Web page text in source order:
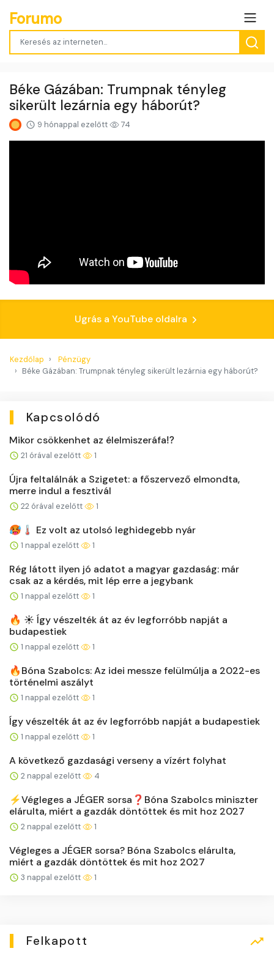
Forumo
Béke Gázában: Trumpnak tényleg
sikerült lezárnia egy háborút?
9 hónappal ezelőtt 74
Ugrás a YouTube oldalra
Kezdőlap
Pénzügy
Béke Gázában: Trumpnak tényleg sikerült lezárnia egy háborút?
Kapcsolódó
Mikor csökkenhet az élelmiszeráfa⁉️
21 órával ezelőtt 1
Újra feltalálnák a Szigetet: a főszervező elmondta,
merre indul a fesztivál
22 órával ezelőtt 1
🥵🌡️ Ez volt az utolsó leghidegebb nyár
1 nappal ezelőtt 1
Rég látott ilyen jó adatot a magyar gazdaság: már
csak az a kérdés, mit lép erre a jegybank
1 nappal ezelőtt 1
🔥 ☀️ Így vészelték át az év legforróbb napját a
budapestiek
1 nappal ezelőtt 1
🔥Bóna Szabolcs: Az idei messze felülmúlja a 2022-es
történelmi aszályt
1 nappal ezelőtt 1
Így vészelték át az év legforróbb napját a budapestiek
1 nappal ezelőtt 1
A következő gazdasági verseny a vízért folyhat
2 nappal ezelőtt 4
⚡️Végleges a JÉGER sorsa❓Bóna Szabolcs miniszter
elárulta, miért a gazdák döntöttek és mit hoz 2027
2 nappal ezelőtt 1
Végleges a JÉGER sorsa? Bóna Szabolcs elárulta,
miért a gazdák döntöttek és mit hoz 2027
3 nappal ezelőtt 1
Felkapott